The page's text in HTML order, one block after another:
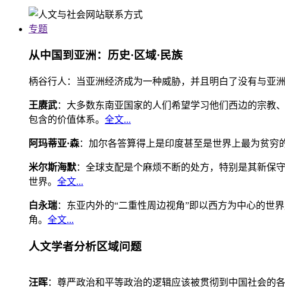
专题
从中国到亚洲：历史·区域·民族
柄谷行人：当亚洲经济成为一种威胁，并且明白了没有与亚
王赓武：大多数东南亚国家的人们希望学习他们西边的宗教
包含的价值体系。 全文...
阿玛蒂亚·森：加尔各答算得上是印度甚至是世界上最为贫
米尔斯海默：全球支配是个麻烦不断的处方，特别是其新保
世界。 全文...
白永瑞：东亚内外的“二重性周边视角”即以西方为中心的世
角。 全文...
人文学者分析区域问题
汪晖：尊严政治和平等政治的逻辑应该被贯彻到中国社会的